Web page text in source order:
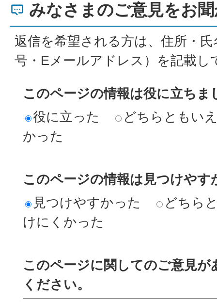
みなさまのご意見をお
返信を希望される方は、住所・
号・Eメールアドレス）を記載し
このページの情報は役に立ちま
役に立った
どちらともい
かった
このページの情報は見つけやす
見つけやすかった
どちら
けにくかった
このページに関してのご意見
ください。